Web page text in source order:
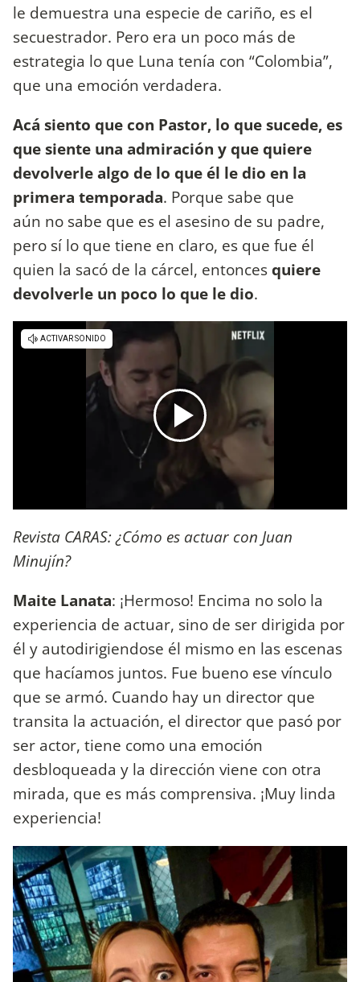
le demuestra una especie de cariño, es el
secuestrador. Pero era un poco más de
estrategia lo que Luna tenía con “Colombia”,
que una emoción verdadera.
Acá siento que con Pastor, lo que sucede, es
que siente una admiración y que quiere
devolverle algo de lo que él le dio en la
primera temporada. Porque sabe que
aún no sabe que es el asesino de su padre,
pero sí lo que tiene en claro, es que fue él
quien la sacó de la cárcel, entoncesquiere
devolverle un poco lo que le dio.
Revista CARAS: ¿Cómo es actuar con Juan
Minujín?
Maite Lanata: ¡Hermoso! Encima no solo la
experiencia de actuar, sino de ser dirigida por
él y autodirigiendose él mismo en las escenas
que hacíamos juntos. Fue bueno ese vínculo
que se armó. Cuando hay un director que
transita la actuación, el director que pasó por
ser actor, tiene como una emoción
desbloqueada y la dirección viene con otra
mirada, que es más comprensiva. ¡Muy linda
experiencia!